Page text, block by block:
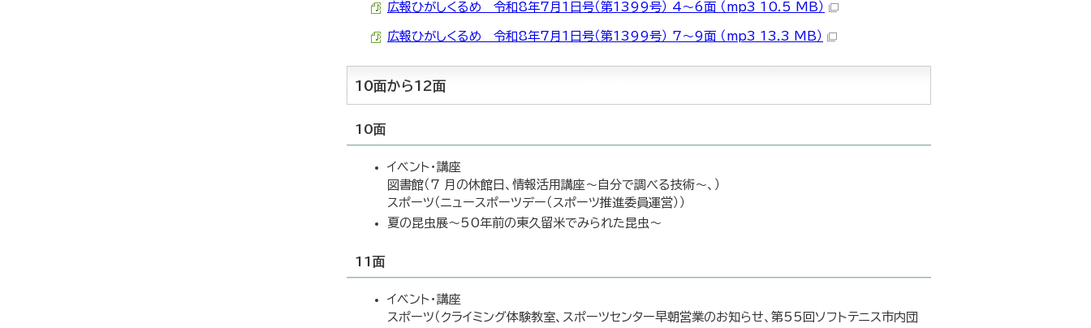
広報ひがしくるめ 令和8年7月1日号（第1399号） 4～6面 （mp3 10.5 MB）
広報ひがしくるめ 令和8年7月1日号（第1399号） 7～9面 （mp3 13.3 MB）
10面から12面
10面
イベント・講座
図書館（7 月の休館日、情報活用講座～自分で調べる技術～、）
スポーツ（ニュースポーツデー（スポーツ推進委員運営））
夏の昆虫展～50年前の東久留米でみられた昆虫～
11面
イベント・講座
スポーツ（クライミング体験教室、スポーツセンター早朝営業のお知らせ、第55回ソフトテニス市内団